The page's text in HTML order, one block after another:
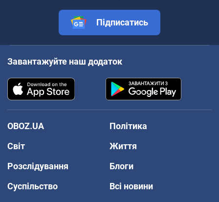
Підписатись
Завантажуйте наш додаток
OBOZ.UA
Політика
Світ
Життя
Розслідування
Блоги
Суспільство
Всі новини